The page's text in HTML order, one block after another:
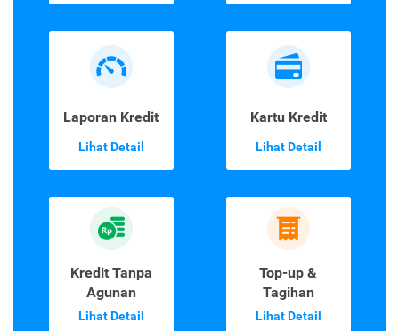
Laporan Kredit
Lihat Detail
Kartu Kredit
Lihat Detail
Kredit Tanpa
Agunan
Lihat Detail
Top-up &
Tagihan
Lihat Detail